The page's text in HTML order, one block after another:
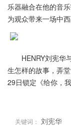
乐器融合在他的音
为观众带来一场中
HENRY刘宪华与
生怎样的故事，弄
29日锁定《给你，
关键词： 刘宪华